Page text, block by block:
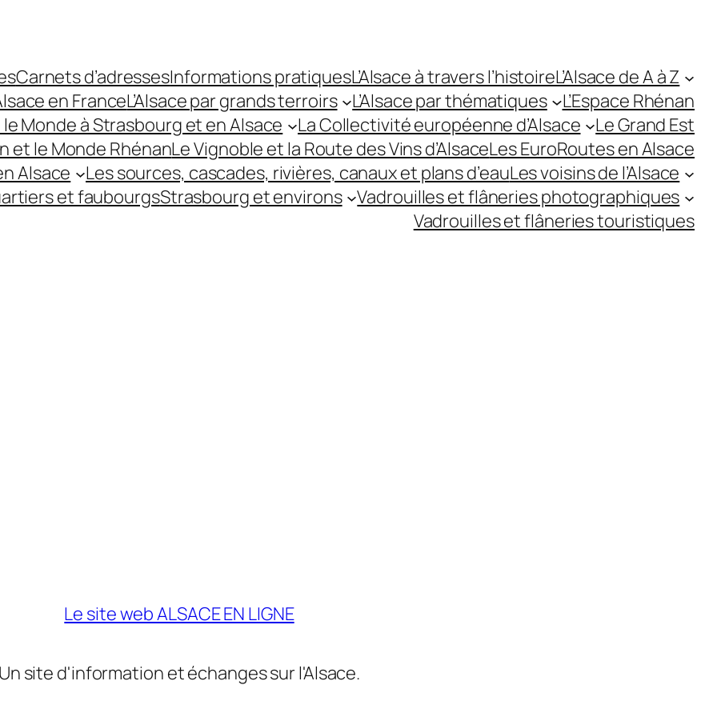
Carnets d’adressesInformations pratiquesL’Alsace à travers l’histoireL’Alsace de A à Z
en FranceL’Alsace par grands terroirs L’Alsace par thématiques
L’Espace Rhénan
le Monde à Strasbourg et en Alsace
La Collectivité européenne d’Alsace
Le Grand Est
et le Monde RhénanLe Vignoble et la Route des Vins d’AlsaceLes EuroRoutes en Alsace
Alsace
Les sources, cascades, rivières, canaux et plans d’eauLes voisins de l’Alsace
et faubourgsStrasbourg et environs
Vadrouilles et flâneries photographiques
Vadrouilles et flâneries touristiques
Le site web ALSACE EN LIGNE
site d'information et échanges sur l'Alsace.